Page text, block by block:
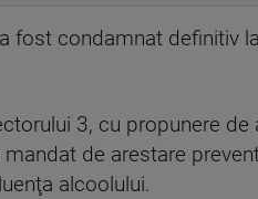
fost condamnat definitiv
3, cu propunere
de arestare
alcoolului.